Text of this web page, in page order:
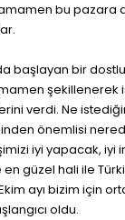
bu
başlayan bir
şekillenerek
verdi. Ne
önemlisi
iyi yapacak, iyi
güzel hali ile
Ekim ayı bizim için
oldu.